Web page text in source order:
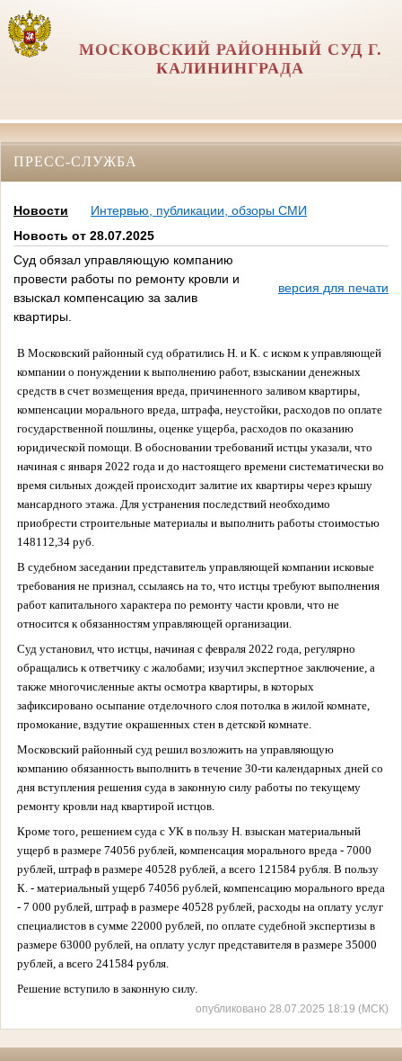
МОСКОВСКИЙ РАЙОННЫЙ СУД Г.
КАЛИНИНГРАДА
ПРЕСС-СЛУЖБА
Новости
Интервью, публикации, обзоры СМИ
Новость от 28.07.2025
Суд обязал управляющую компанию
провести работы по ремонту кровли и
взыскал компенсацию за залив
квартиры.
версия для печати
В Московский районный суд обратились Н. и К. с иском к управляющей
компании о понуждении к выполнению работ, взыскании денежных
средств в счет возмещения вреда, причиненного заливом квартиры,
компенсации морального вреда, штрафа, неустойки, расходов по оплате
государственной пошлины, оценке ущерба, расходов по оказанию
юридической помощи. В обосновании требований истцы указали, что
начиная с января 2022 года и до настоящего времени систематически во
время сильных дождей происходит залитие их квартиры через крышу
мансардного этажа. Для устранения последствий необходимо
приобрести строительные материалы и выполнить работы стоимостью
148112,34 руб.
В судебном заседании представитель управляющей компании исковые
требования не признал, ссылаясь на то, что истцы требуют выполнения
работ капитального характера по ремонту части кровли, что не
относится к обязанностям управляющей организации.
Суд установил, что истцы, начиная с февраля 2022 года, регулярно
обращались к ответчику с жалобами; изучил экспертное заключение, а
также многочисленные акты осмотра квартиры, в которых
зафиксировано осыпание отделочного слоя потолка в жилой комнате,
промокание, вздутие окрашенных стен в детской комнате.
Московский районный суд решил возложить на управляющую
компанию обязанность выполнить в течение 30-ти календарных дней со
дня вступления решения суда в законную силу работы по текущему
ремонту кровли над квартирой истцов.
Кроме того, решением суда с УК в пользу Н. взыскан материальный
ущерб в размере 74056 рублей, компенсация морального вреда - 7000
рублей, штраф в размере 40528 рублей, а всего 121584 рубля. В пользу
К. - материальный ущерб 74056 рублей, компенсацию морального вреда
- 7 000 рублей, штраф в размере 40528 рублей, расходы на оплату услуг
специалистов в сумме 22000 рублей, по оплате судебной экспертизы в
размере 63000 рублей, на оплату услуг представителя в размере 35000
рублей, а всего 241584 рубля.
Решение вступило в законную силу.
опубликовано 28.07.2025 18:19 (МСК)